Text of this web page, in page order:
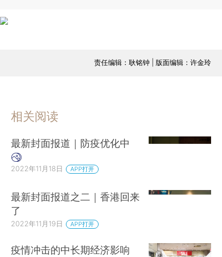
责任编辑：耿铭钟 | 版面编辑：许金玲
相关阅读
最新封面报道｜防疫优化中
2022年11月18日 APP打开
最新封面报道之二｜香港回来
了
2022年11月19日 APP打开
疫情冲击的中长期经济影响